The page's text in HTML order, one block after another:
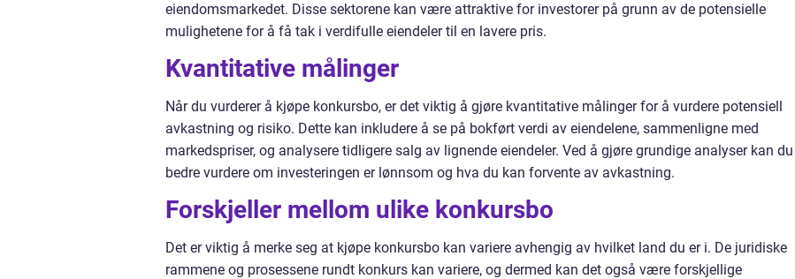
eiendomsmarkedet. Disse sektorene kan være attraktive for investorer på grunn av de potensielle
mulighetene for å få tak i verdifulle eiendeler til en lavere pris.
Kvantitative målinger
Når du vurderer å kjøpe konkursbo, er det viktig å gjøre kvantitative målinger for å vurdere potensiell
avkastning og risiko. Dette kan inkludere å se på bokført verdi av eiendelene, sammenligne med
markedspriser, og analysere tidligere salg av lignende eiendeler. Ved å gjøre grundige analyser kan du
bedre vurdere om investeringen er lønnsom og hva du kan forvente av avkastning.
Forskjeller mellom ulike konkursbo
Det er viktig å merke seg at kjøpe konkursbo kan variere avhengig av hvilket land du er i. De juridiske
rammene og prosessene rundt konkurs kan variere, og dermed kan det også være forskjellige